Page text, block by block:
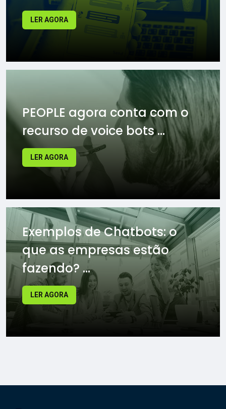
LER AGORA
PEOPLE agora conta com o
recurso de voice bots ...
LER AGORA
Exemplos de Chatbots: o
que as empresas estão
fazendo? ...
LER AGORA